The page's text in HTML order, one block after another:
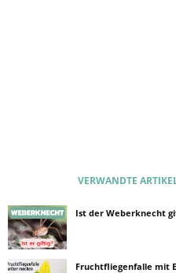
VERWANDTE
Ist der Weberknecht
Fruchtfliegenfalle mit